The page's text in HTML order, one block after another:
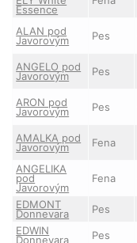
Essence
ALAN pod
Javorovým Pes
ANGELO pod
Javorovým Pes
ARON pod
Javorovým Pes
AMALKA pod
Javorovým Fena
ANGELIKA
pod
Javorovým
Fena
EDMONT
Donnevara Pes
EDWIN
Donnevara Pes